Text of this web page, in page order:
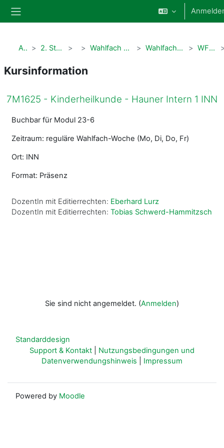
Website-Übersicht
Alle Kurse 2. Studienabschnitt Humanmedizin Modul 5 Wahlfach 2. Studienabschnitt (7M1625 + ehemalige PWS) Wahlfachangebote der Kinder- und Frauenheilkunde WF Kinderheilkunde Hauner 1
Kursinformation
7M1625 - Kinderheilkunde - Hauner Intern 1 INN
Buchbar für Modul 23-6
Zeitraum: reguläre Wahlfach-Woche (Mo, Di, Do, Fr)
Ort: INN
Format: Präsenz
DozentIn mit Editierrechten: Eberhard Lurz
DozentIn mit Editierrechten: Tobias Schwerd-Hammitzsch
Sie sind nicht angemeldet. (Anmelden)
Standarddesign
Support & Kontakt
Nutzungsbedingungen und
Datenverwendungshinweis
Impressum
Powered by Moodle